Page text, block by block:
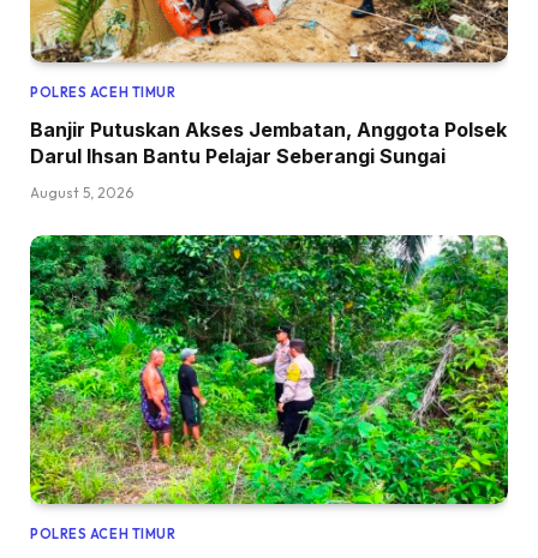
POLRES ACEH TIMUR
Banjir Putuskan Akses Jembatan, Anggota Polsek
Darul Ihsan Bantu Pelajar Seberangi Sungai
August 5, 2026
POLRES ACEH TIMUR